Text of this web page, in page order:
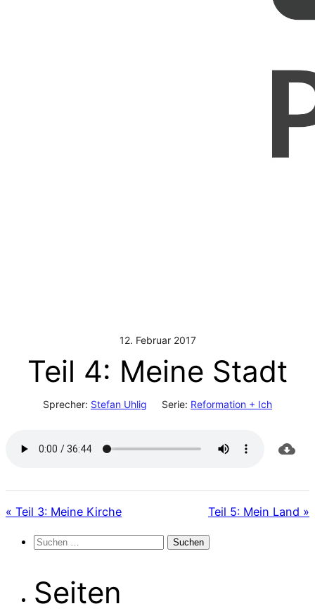
12. Februar 2017
Teil 4: Meine Stadt
Sprecher: Stefan Uhlig Serie: Reformation + Ich
« Teil 3: Meine Kirche Teil 5: Mein Land »
Suchen
Seiten